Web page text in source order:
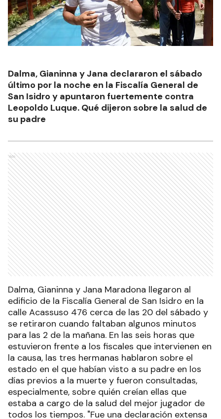
Dalma, Gianinna y Jana declararon el sábado
último por la noche en la Fiscalía General de
San Isidro y apuntaron fuertemente contra
Leopoldo Luque. Qué dijeron sobre la salud de
su padre
Ads
Dalma, Gianinna y Jana Maradona llegaron al
edificio de la Fiscalía General de San Isidro en la
calle Acassuso 476 cerca de las 20 del sábado y
se retiraron cuando faltaban algunos minutos
para las 2 de la mañana. En las seis horas que
estuvieron frente a los fiscales que intervienen en
la causa, las tres hermanas hablaron sobre el
estado en el que habían visto a su padre en los
días previos a la muerte y fueron consultadas,
especialmente, sobre quién creían ellas que
estaba a cargo de la salud del mejor jugador de
todos los tiempos. "Fue una declaración extensa